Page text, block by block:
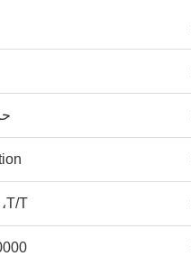
T/T، ويسترن يونيون
10000